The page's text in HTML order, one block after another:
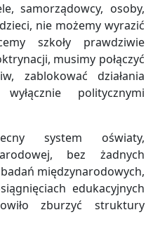
samorządowcy, osoby,
nie możemy wyrazić
szkoły prawdziwie
musimy połączyć
zablokować działania
politycznymi
system oświaty,
bez żadnych
międzynarodowych,
edukacyjnych
zburzyć struktury